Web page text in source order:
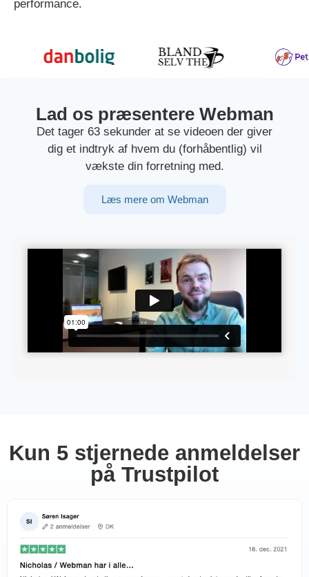
performance.
Lad os præsentere Webman
Det tager 63 sekunder at se videoen der giver
dig et indtryk af hvem du (forhåbentlig) vil
vækste din forretning med.
Læs mere om Webman
Kun 5 stjernede anmeldelser
på Trustpilot